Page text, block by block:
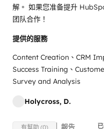
解。 如果您准备提升
团队合作！
提供的服務
Content Creation、CRM
Success Training、
Survey and Analysis
Holycross, D.
有幫助 (0) 報告